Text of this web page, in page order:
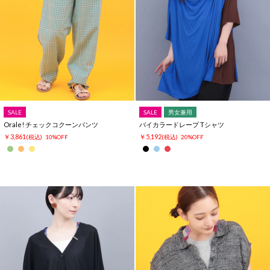
SALE
Orale! チェックコクーンパンツ
￥3,861 (税込) 10%OFF
SALE 男女兼用
バイカラードレープ Tシャツ
￥5,192(税込) 20%OFF